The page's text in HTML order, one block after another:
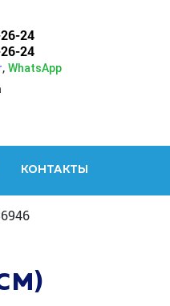
24
24
, WhatsApp
КОНТАКТЫ